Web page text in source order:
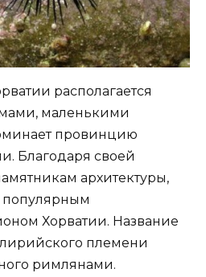
располагается
маленькими
провинцию
Благодаря своей
архитектуры,
популярным
Хорватии. Название
племени
римлянами.